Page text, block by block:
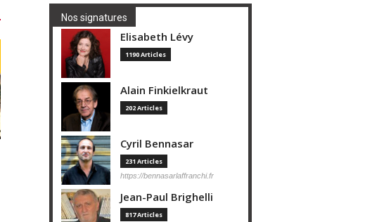
Nos signatures
Elisabeth Lévy
1190 Articles
Alain Finkielkraut
202 Articles
Cyril Bennasar
231 Articles
https://bennasarlaffranchi.fr
Jean-Paul Brighelli
817 Articles